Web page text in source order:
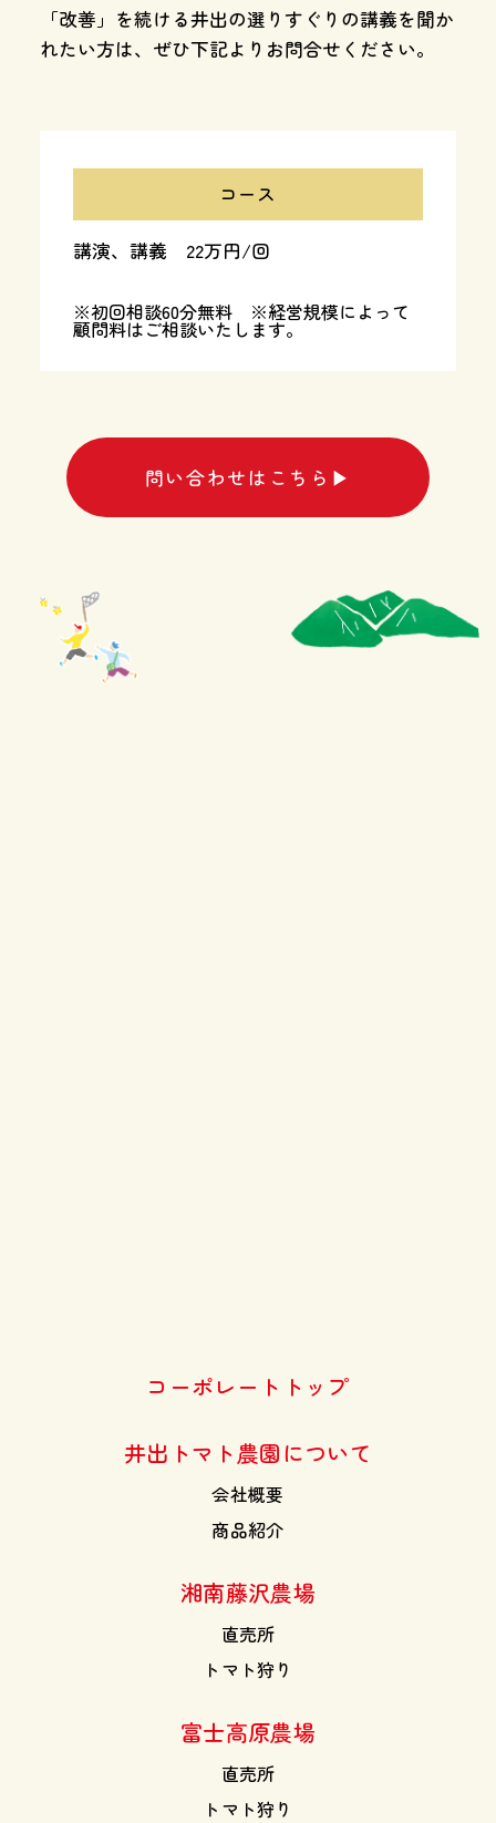
「改善」を続ける井出の選りすぐりの講義を聞か
れたい方は、ぜひ下記よりお問合せください。
コース
講演、講義 22万円/回
※初回相談60分無料 ※経営規模によって
顧問料はご相談いたします。
問い合わせはこちら▶︎
コーポレートトップ
井出トマト農園について
会社概要
商品紹介
湘南藤沢農場
直売所
トマト狩り
富士高原農場
直売所
トマト狩り